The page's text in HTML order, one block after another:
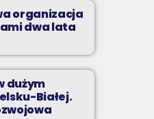
organizacja
dwa lata
dużym
Białej.